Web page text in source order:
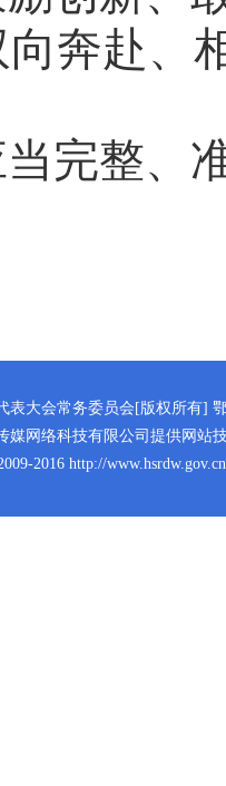
奔赴、
当完整、
表大会常务委员会[版权所有]
媒网络科技有限公司提供网站
2016 http://